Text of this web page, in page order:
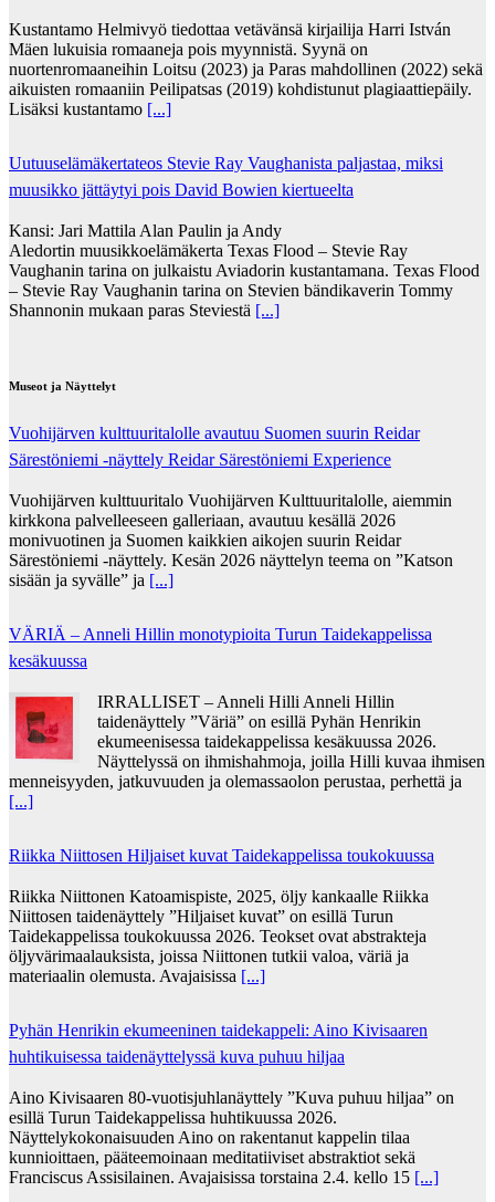
Kustantamo Helmivyö tiedottaa vetävänsä kirjailija Harri István
Mäen lukuisia romaaneja pois myynnistä. Syynä on
nuortenromaaneihin Loitsu (2023) ja Paras mahdollinen (2022) sekä
aikuisten romaaniin Peilipatsas (2019) kohdistunut plagiaattiepäily.
Lisäksi kustantamo [...]
Uutuuselämäkertateos Stevie Ray Vaughanista paljastaa, miksi
muusikko jättäytyi pois David Bowien kiertueelta
Kansi: Jari Mattila Alan Paulin ja Andy
Aledortin muusikkoelämäkerta Texas Flood – Stevie Ray
Vaughanin tarina on julkaistu Aviadorin kustantamana. Texas Flood
– Stevie Ray Vaughanin tarina on Stevien bändikaverin Tommy
Shannonin mukaan paras Steviestä [...]
Museot ja Näyttelyt
Vuohijärven kulttuuritalolle avautuu Suomen suurin Reidar
Särestöniemi -näyttely Reidar Särestöniemi Experience
Vuohijärven kulttuuritalo Vuohijärven Kulttuuritalolle, aiemmin
kirkkona palvelleeseen galleriaan, avautuu kesällä 2026
monivuotinen ja Suomen kaikkien aikojen suurin Reidar
Särestöniemi -näyttely. Kesän 2026 näyttelyn teema on ”Katson
sisään ja syvälle” ja [...]
VÄRIÄ – Anneli Hillin monotypioita Turun Taidekappelissa
kesäkuussa
IRRALLISET – Anneli Hilli Anneli Hillin
taidenäyttely ”Väriä” on esillä Pyhän Henrikin
ekumeenisessa taidekappelissa kesäkuussa 2026.
Näyttelyssä on ihmishahmoja, joilla Hilli kuvaa ihmisen
menneisyyden, jatkuvuuden ja olemassaolon perustaa, perhettä ja
[...]
Riikka Niittosen Hiljaiset kuvat Taidekappelissa toukokuussa
Riikka Niittonen Katoamispiste, 2025, öljy kankaalle Riikka
Niittosen taidenäyttely ”Hiljaiset kuvat” on esillä Turun
Taidekappelissa toukokuussa 2026. Teokset ovat abstrakteja
öljyvärimaalauksista, joissa Niittonen tutkii valoa, väriä ja
materiaalin olemusta. Avajaisissa [...]
Pyhän Henrikin ekumeeninen taidekappeli: Aino Kivisaaren
huhtikuisessa taidenäyttelyssä kuva puhuu hiljaa
Aino Kivisaaren 80-vuotisjuhlanäyttely ”Kuva puhuu hiljaa” on
esillä Turun Taidekappelissa huhtikuussa 2026.
Näyttelykokonaisuuden Aino on rakentanut kappelin tilaa
kunnioittaen, pääteemoinaan meditatiiviset abstraktiot sekä
Franciscus Assisilainen. Avajaisissa torstaina 2.4. kello 15 [...]